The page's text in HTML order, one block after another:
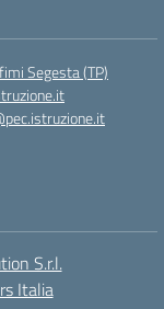
Segesta (TP)
S.r.l.
Italia